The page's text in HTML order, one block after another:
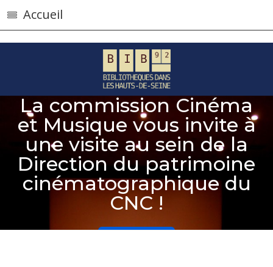
Accueil
La commission Cinéma
et Musique vous invite à
une visite au sein de la
Direction du patrimoine
cinématographique du
CNC !